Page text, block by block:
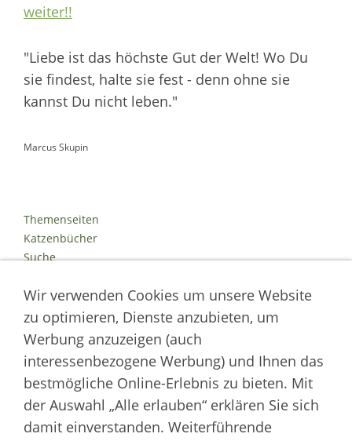
weiter!!
"Liebe ist das höchste Gut der Welt! Wo Du
sie findest, halte sie fest - denn ohne sie
kannst Du nicht leben."
Marcus Skupin
Themenseiten
Katzenbücher
Suche
Impressum
Datenschutz
Cookies
Autor der Welt der Katzen
___________________
Wir verwenden Cookies um unsere Website
zu optimieren, Dienste anzubieten, um
Werbung anzuzeigen (auch
interessenbezogene Werbung) und Ihnen das
bestmögliche Online-Erlebnis zu bieten. Mit
der Auswahl „Alle erlauben“ erklären Sie sich
damit einverstanden. Weiterführende